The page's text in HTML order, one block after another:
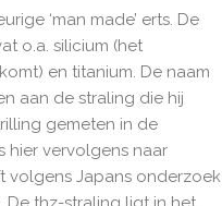
‘man made’ erts. De
o.a. silicium (het
en titanium. De naam
aan de straling die hij
gemeten in de
hier vervolgens naar
volgens Japans onderzoek